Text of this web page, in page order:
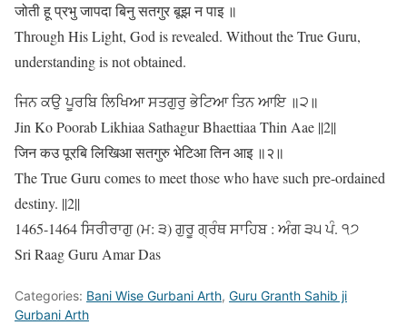
जोती हू प्रभु जापदा बिनु सतगुर बूझ न पाइ ॥
Through His Light, God is revealed. Without the True Guru,
understanding is not obtained.
ਜਿਨ ਕਉ ਪੂਰਬਿ ਲਿਖਿਆ ਸਤਗੁਰੁ ਭੇਟਿਆ ਤਿਨ ਆਇ ॥੨॥
Jin Ko Poorab Likhiaa Sathagur Bhaettiaa Thin Aae ||2||
जिन कउ पूरबि लिखिआ सतगुरु भेटिआ तिन आइ ॥२॥
The True Guru comes to meet those who have such pre-ordained
destiny. ||2||
1465-1464 ਸਿਰੀਰਾਗੁ (ਮ: ੩) ਗੁਰੂ ਗ੍ਰੰਥ ਸਾਹਿਬ : ਅੰਗ ੩੫ ਪੰ. ੧੭
Sri Raag Guru Amar Das
Categories: Bani Wise Gurbani Arth, Guru Granth Sahib ji
Gurbani Arth